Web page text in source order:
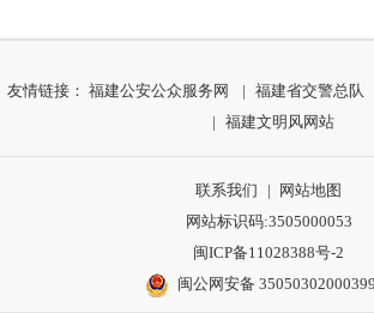
友情链接：福建公安公众服务网 | 福建省交警总队
| 福建文明风网站
联系我们 |
网站地图
网站标识码:3505000053
闽ICP备11028388号-2
闽公网安备